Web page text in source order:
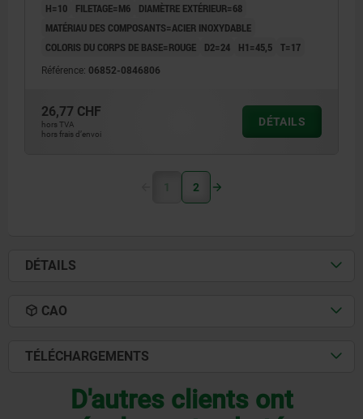
H=10 FILETAGE=M6
DIAMÈTRE EXTÉRIEUR=68
MATÉRIAU DES COMPOSANTS=ACIER INOXYDABLE
COLORIS DU CORPS DE BASE=ROUGE
D2=24 H1=45,5 T=17
Référence: 06852-0846806
26,77 CHF
hors TVA
hors frais d’envoi
DÉTAILS
1 2
DÉTAILS
CAO
TÉLÉCHARGEMENTS
D'autres clients ont